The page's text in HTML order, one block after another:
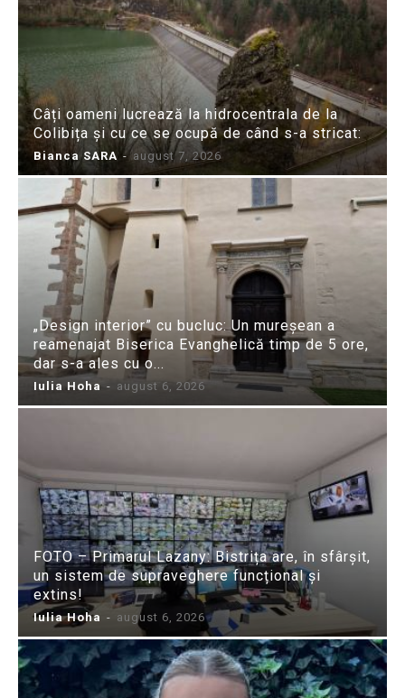
Câți oameni lucrează la hidrocentrala de la
Colibița și cu ce se ocupă de când s-a stricat:
Bianca SARA - august 7, 2026
„Design interior” cu bucluc: Un mureșean a
reamenajat Biserica Evanghelică timp de 5 ore,
dar s-a ales cu o...
Iulia Hoha - august 6, 2026
FOTO – Primarul Lazany: Bistrița are, în sfârșit,
un sistem de supraveghere funcțional și
extins!
Iulia Hoha - august 6, 2026